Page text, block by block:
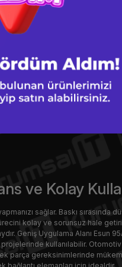
ve Kolay
sağlar. Baskı sırasında
kolay ve sorunsuz hale
Geniş Uygulama Alanı Esun
kullanılabilir.
parça gereksinimlerinde